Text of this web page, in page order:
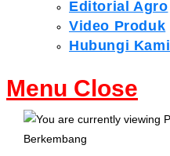
Editorial Agro
Video Produk
Hubungi Kami
Menu Close